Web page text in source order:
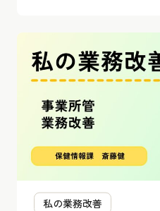
私の業務改善